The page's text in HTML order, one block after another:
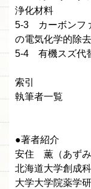
浄化材料
5-3 カーボンフ
の電気化学的除去
5-4 有機スズ代
索引
執筆者一覧
●著者紹介
安住 薫（あず
北海道大学創成
大学大学院薬学